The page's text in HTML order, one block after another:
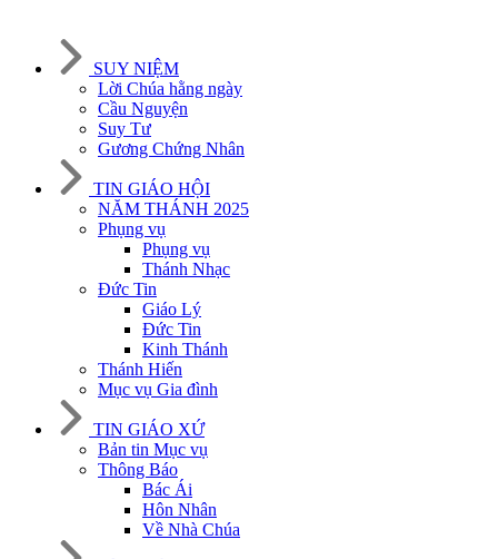
SUY NIỆM
Lời Chúa hằng ngày
Cầu Nguyện
Suy Tư
Gương Chứng Nhân
TIN GIÁO HỘI
NĂM THÁNH 2025
Phụng vụ
Phụng vụ
Thánh Nhạc
Đức Tin
Giáo Lý
Đức Tin
Kinh Thánh
Thánh Hiến
Mục vụ Gia đình
TIN GIÁO XỨ
Bản tin Mục vụ
Thông Báo
Bác Ái
Hôn Nhân
Về Nhà Chúa